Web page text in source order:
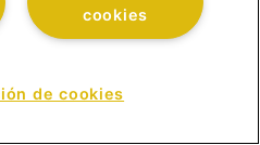
cookies
de cookies